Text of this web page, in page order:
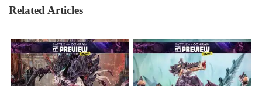
Related Articles